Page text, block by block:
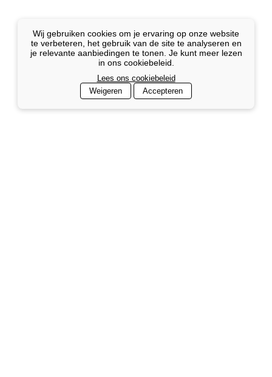
Wij gebruiken cookies om je ervaring op onze website
te verbeteren, het gebruik van de site te analyseren en
je relevante aanbiedingen te tonen. Je kunt meer lezen
in ons cookiebeleid.
Lees ons cookiebeleid
Weigeren
Accepteren